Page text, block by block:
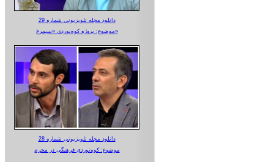
دانلود مجله تلویزیونی شماره 29
موضوع: پروژه کوه‌نوردی «سیمرغ»
دانلود مجله تلویزیونی شماره 28
موضوع: کوه‌نوردی فرهنگی در محرم